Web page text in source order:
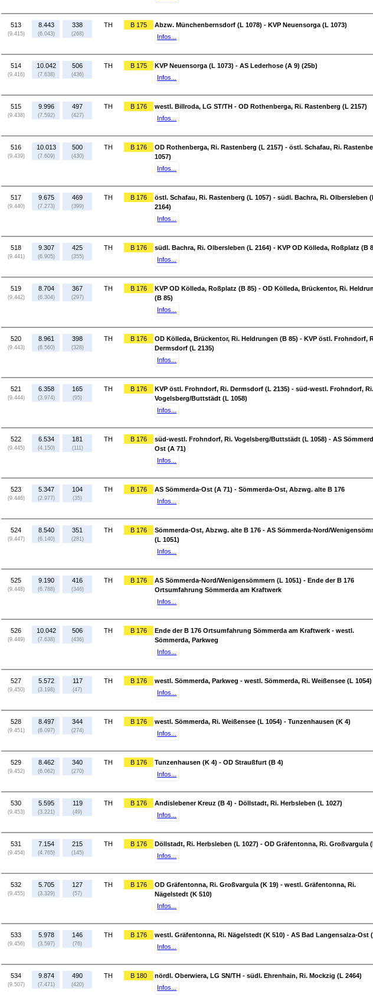
513
(9.415)
8.443
(6.043)
338
(268)
TH B 175
Abzw. Münchenbernsdorf (L 1078) - KVP Neuensorga (L 1073)
Infos...
514
(9.416)
10.042
(7.638)
506
(436)
TH B 175
KVP Neuensorga (L 1073) - AS Lederhose (A 9) (25b)
Infos...
515
(9.438)
9.996
(7.592)
497
(427)
TH B 176
westl. Billroda, LG ST/TH - OD Rothenberga, Ri. Rastenberg (L 2157)
Infos...
516
(9.439)
10.013
(7.609)
500
(430)
TH B 176
OD Rothenberga, Ri. Rastenberg (L 2157) - östl. Schafau, Ri.
1057)
Infos...
517
(9.440)
9.675
(7.273)
469
(399)
TH B 176
östl. Schafau, Ri. Rastenberg (L 1057) - südl. Bachra, Ri. Olbersleben
2164)
Infos...
518
(9.441)
9.307
(6.905)
425
(355)
TH B 176
südl. Bachra, Ri. Olbersleben (L 2164) - KVP OD Kölleda, Roßplatz (B
Infos...
519
(9.442)
8.704
(6.304)
367
(297)
TH B 176
KVP OD Kölleda, Roßplatz (B 85) - OD Kölleda, Brückentor, Ri.
(B 85)
Infos...
520
(9.443)
8.961
(6.560)
398
(328)
TH B 176
OD Kölleda, Brückentor, Ri. Heldrungen (B 85) - KVP östl. Frohndorf,
Dermsdorf (L 2135)
Infos...
521
(9.444)
6.358
(3.974)
165
(95)
TH B 176
KVP östl. Frohndorf, Ri. Dermsdorf (L 2135) - süd-westl. Frohndorf, Ri.
Vogelsberg/Buttstädt (L 1058)
Infos...
522
(9.445)
6.534
(4.150)
181
(111)
TH B 176
süd-westl. Frohndorf, Ri. Vogelsberg/Buttstädt (L 1058) - AS
Ost (A 71)
Infos...
523
(9.446)
5.347
(2.977)
104
(35)
TH B 176
AS Sömmerda-Ost (A 71) - Sömmerda-Ost, Abzwg. alte B 176
Infos...
524
(9.447)
8.540
(6.140)
351
(281)
TH B 176
Sömmerda-Ost, Abzwg. alte B 176 - AS Sömmerda-Nord/
(L 1051)
Infos...
525
(9.448)
9.190
(6.788)
416
(346)
TH B 176
AS Sömmerda-Nord/Wenigensömmern (L 1051) - Ende der B 176
Ortsumfahrung Sömmerda am Kraftwerk
Infos...
526
(9.449)
10.042
(7.638)
506
(436)
TH B 176
Ende der B 176 Ortsumfahrung Sömmerda am Kraftwerk - westl.
Sömmerda, Parkweg
Infos...
527
(9.450)
5.572
(3.198)
117
(47)
TH B 176
westl. Sömmerda, Parkweg - westl. Sömmerda, Ri. Weißensee (L 1054)
Infos...
528
(9.451)
8.497
(6.097)
344
(274)
TH B 176
westl. Sömmerda, Ri. Weißensee (L 1054) - Tunzenhausen (K 4)
Infos...
529
(9.452)
8.462
(6.062)
340
(270)
TH B 176
Tunzenhausen (K 4) - OD Straußfurt (B 4)
Infos...
530
(9.453)
5.595
(3.221)
119
(49)
TH B 176
Andislebener Kreuz (B 4) - Döllstadt, Ri. Herbsleben (L 1027)
Infos...
531
(9.454)
7.154
(4.765)
215
(145)
TH B 176
Döllstadt, Ri. Herbsleben (L 1027) - OD Gräfentonna, Ri. Großvargula
Infos...
532
(9.455)
5.705
(3.329)
127
(57)
TH B 176
OD Gräfentonna, Ri. Großvargula (K 19) - westl. Gräfentonna, Ri.
Nägelstedt (K 510)
Infos...
533
(9.456)
5.978
(3.597)
146
(76)
TH B 176
westl. Gräfentonna, Ri. Nägelstedt (K 510) - AS Bad Langensalza-Ost
Infos...
534
(9.507)
9.874
(7.471)
490
(420)
TH B 180
nördl. Oberwiera, LG SN/TH - südl. Ehrenhain, Ri. Mockzig (L 2464)
Infos...